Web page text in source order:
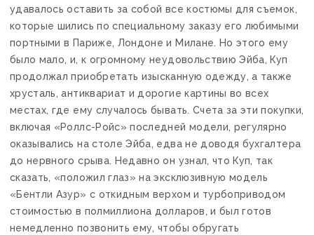
удавалось оставить за собой все костюмы для съемок,
которые шились по специальному заказу его любимыми
портными в Париже, Лондоне и Милане. Но этого ему
было мало, и, к огромному неудовольствию Эйба, Куп
продолжал приобретать изысканную одежду, а также
хрусталь, антиквариат и дорогие картины во всех
местах, где ему случалось бывать. Счета за эти покупки,
включая «Роллс-Ройс» последней модели, регулярно
оказывались на столе Эйба, едва не доводя бухгалтера
до нервного срыва. Недавно он узнал, что Куп, так
сказать, «положил глаз» на эксклюзивную модель
«Бентли Азур» с откидным верхом и турбоприводом
стоимостью в полмиллиона долларов, и был готов
немедленно позвонить ему, чтобы обругать